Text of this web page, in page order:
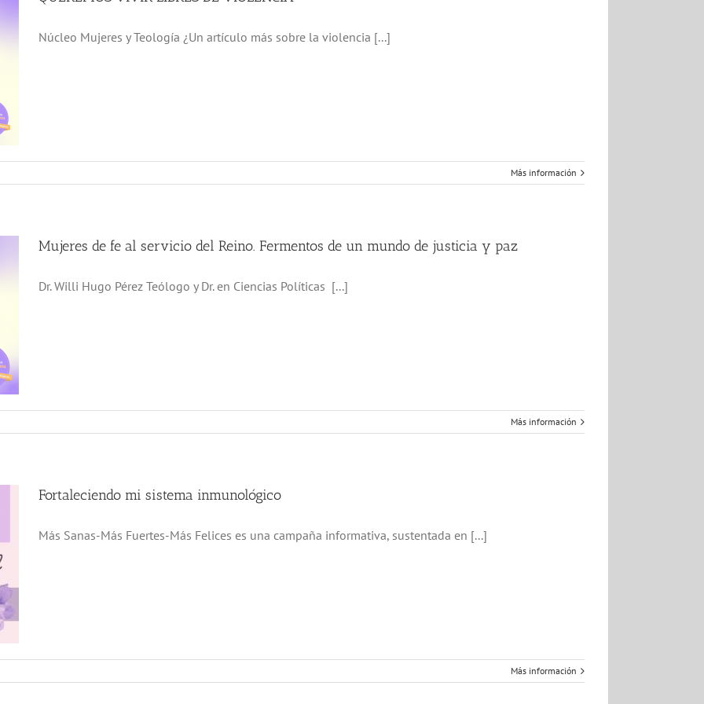
Núcleo Mujeres y Teología ¿Un artículo más sobre la violencia [...]
Más información
Mujeres de fe al servicio del Reino. Fermentos de un mundo de justicia y paz
Dr. Willi Hugo Pérez Teólogo y Dr. en Ciencias Políticas [...]
Más información
Fortaleciendo mi sistema inmunológico
Más Sanas-Más Fuertes-Más Felices es una campaña informativa, sustentada en [...]
Más información